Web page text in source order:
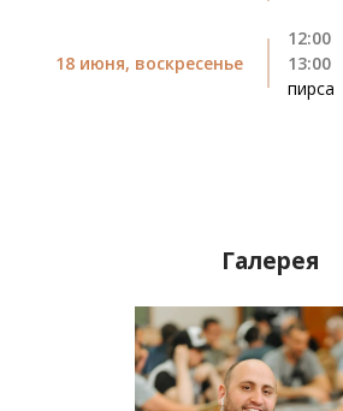
18 июня, воскресенье
12:00
13:00
пирса
Галерея